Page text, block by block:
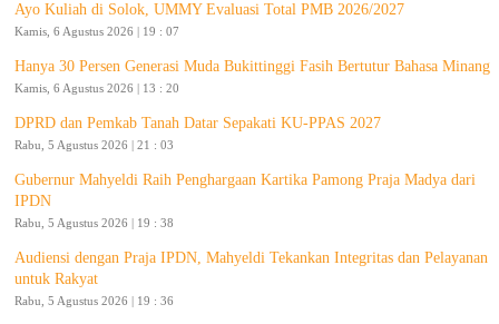
Ayo Kuliah di Solok, UMMY Evaluasi Total PMB 2026/2027
Kamis, 6 Agustus 2026 | 19 : 07
Hanya 30 Persen Generasi Muda Bukittinggi Fasih Bertutur Bahasa Minang
Kamis, 6 Agustus 2026 | 13 : 20
DPRD dan Pemkab Tanah Datar Sepakati KU-PPAS 2027
Rabu, 5 Agustus 2026 | 21 : 03
Gubernur Mahyeldi Raih Penghargaan Kartika Pamong Praja Madya dari
IPDN
Rabu, 5 Agustus 2026 | 19 : 38
Audiensi dengan Praja IPDN, Mahyeldi Tekankan Integritas dan Pelayanan
untuk Rakyat
Rabu, 5 Agustus 2026 | 19 : 36